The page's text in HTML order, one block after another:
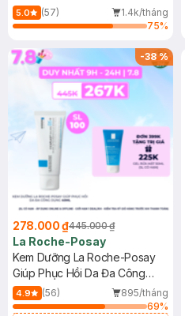
Dầu 500ml
5.0 (57)
1.4k/tháng
75%
-38%
278.000 ₫445.000 ₫
La Roche-Posay
Kem Dưỡng La Roche-Posay
Giúp Phục Hồi Da Đa Công
Dụng 40ml
4.9 (56)
895/tháng
69%